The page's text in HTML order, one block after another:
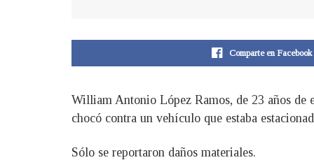
Comparte en Facebook
William Antonio López Ramos, de 23 años de
chocó contra un vehículo que estaba
Sólo se reportaron daños materiales.